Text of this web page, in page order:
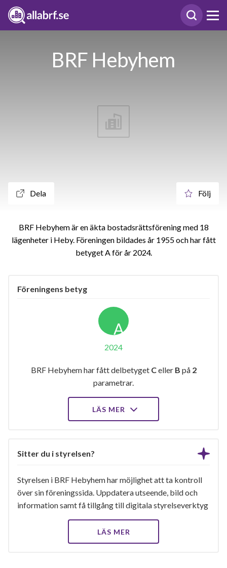
BRF Hebyhem
Dela Följ
BRF Hebyhem är en äkta bostadsrättsförening med 18
lägenheter i Heby. Föreningen bildades år 1955 och har fått
betyget A för år 2024
Föreningens betyg
A
2024
BRF Hebyhem har fått delbetyget Celler B på 2
parametrar.
LÄS MER
Sitter du i styrelsen?
Styrelsen i BRF Hebyhem har möjlighet att ta kontroll
över sin föreningssida. Uppdatera utseende, bild och
information samt få tillgång till digitala styrelseverktyg
LÄS MER